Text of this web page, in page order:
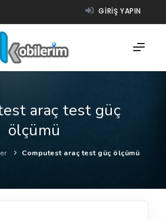
GIRIŞ YAPIN
araç test güç
ölçümü
Computest araç test güç ölçümü